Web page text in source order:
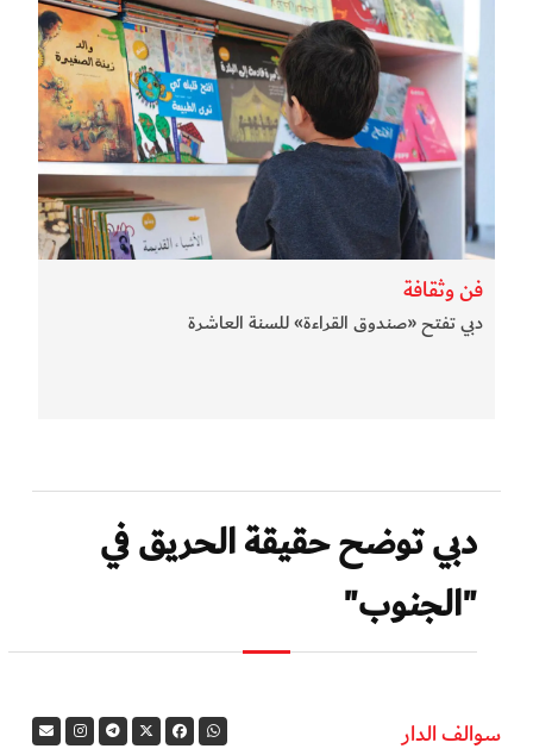
فن وثقافة
دبي تفتح «صندوق القراءة» للسنة العاشرة
دبي توضح حقيقة الحريق في
"الجنوب"
سوالف الدار